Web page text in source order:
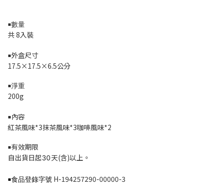
￭數量
共 8入裝
￭外盒尺寸
17.5×17.5×6.5公分
￭淨重
200g
￭ 內容
紅茶風味*3抹茶風味*3咖啡風味*2
￭有效期限
自出貨日起30天(含)以上。
￭食品登錄字號 H-194257290-00000-3